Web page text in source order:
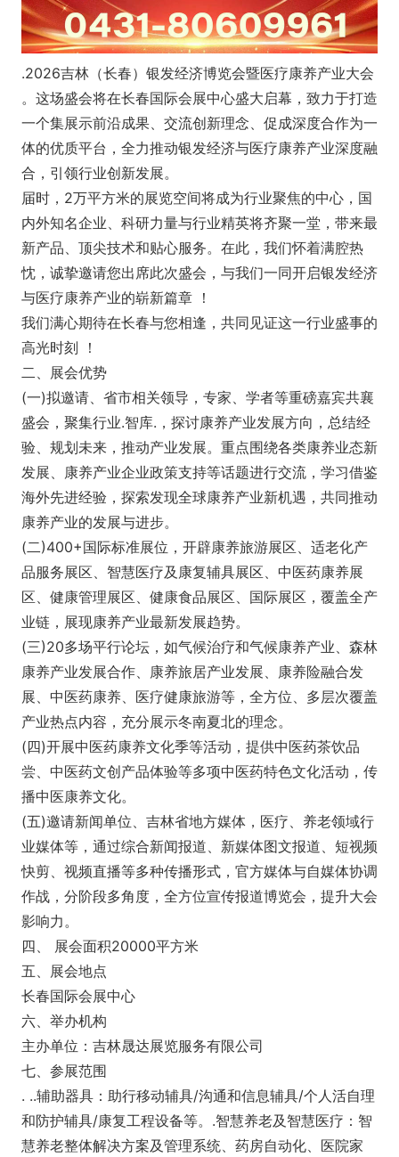
.2026吉林（长春）银发经济博览会暨医疗康养产业大会
。这场盛会将在长春国际会展中心盛大启幕，致力于打造
一个集展示前沿成果、交流创新理念、促成深度合作为一
体的优质平台，全力推动银发经济与医疗康养产业深度融
合，引领行业创新发展。
届时，2万平方米的展览空间将成为行业聚焦的中心，国
内外知名企业、科研力量与行业精英将齐聚一堂，带来最
新产品、顶尖技术和贴心服务。在此，我们怀着满腔热
忱，诚挚邀请您出席此次盛会，与我们一同开启银发经济
与医疗康养产业的崭新篇章 ！
我们满心期待在长春与您相逢，共同见证这一行业盛事的
高光时刻 ！
二、展会优势
(一)拟邀请、省市相关领导，专家、学者等重磅嘉宾共襄
盛会，聚集行业.智库.，探讨康养产业发展方向，总结经
验、规划未来，推动产业发展。重点围绕各类康养业态新
发展、康养产业企业政策支持等话题进行交流，学习借鉴
海外先进经验，探索发现全球康养产业新机遇，共同推动
康养产业的发展与进步。
(二)400+国际标准展位，开辟康养旅游展区、适老化产
品服务展区、智慧医疗及康复辅具展区、中医药康养展
区、健康管理展区、健康食品展区、国际展区，覆盖全产
业链，展现康养产业最新发展趋势。
(三)20多场平行论坛，如气候治疗和气候康养产业、森林
康养产业发展合作、康养旅居产业发展、康养险融合发
展、中医药康养、医疗健康旅游等，全方位、多层次覆盖
产业热点内容，充分展示冬南夏北的理念。
(四)开展中医药康养文化季等活动，提供中医药茶饮品
尝、中医药文创产品体验等多项中医药特色文化活动，传
播中医康养文化。
(五)邀请新闻单位、吉林省地方媒体，医疗、养老领域行
业媒体等，通过综合新闻报道、新媒体图文报道、短视频
快剪、视频直播等多种传播形式，官方媒体与自媒体协调
作战，分阶段多角度，全方位宣传报道博览会，提升大会
影响力。
四、 展会面积20000平方米
五、展会地点
长春国际会展中心
六、举办机构
主办单位：吉林晟达展览服务有限公司
七、参展范围
. ..辅助器具：助行移动辅具/沟通和信息辅具/个人活自理
和防护辅具/康复工程设备等。.智慧养老及智慧医疗：智
慧养老整体解决方案及管理系统、药房自动化、医院家